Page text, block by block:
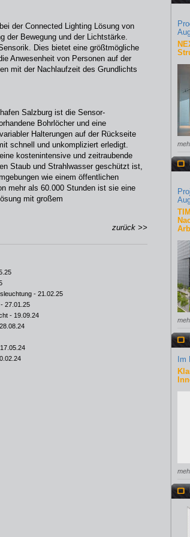
der Connected Lighting Lösung von
der Bewegung und der Lichtstärke.
Dies bietet eine größtmögliche
Anwesenheit von Personen auf der
mit der Nachlaufzeit des Grundlichts
Salzburg ist die Sensor-
Bohrlöcher und eine
Halterungen auf der Rückseite
schnell und unkompliziert erledigt.
kostenintensive und zeitraubende
Staub und Strahlwasser geschützt ist,
wie einem öffentlichen
mehr als 60.000 Stunden ist sie eine
mit großem
zurück >>
- 21.02.25
- 27.01.25
- 19.09.24
Im